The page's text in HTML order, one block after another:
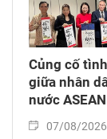
Củng cố
giữa nhân
nước ASEAN
07/08/2026